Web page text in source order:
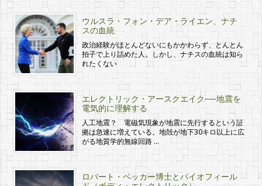
ウルスラ・フォン・デア・ライエン、ナチ
スの血統
政治経験がほとんどないにもかかわらず、とんとん
拍子で上り詰めた人。しかし、ナチスの血統は知ら
れたくない
エレクトリック・アースクエイク──地震を
電気的に理解する
人工地震？ 電磁気現象が地震に先行するという証
拠は急速に増えている。地殻が地下30キロ以上に広
がる地質学的無線回路 …
ロバート・ベッカー博士とバイオフィール